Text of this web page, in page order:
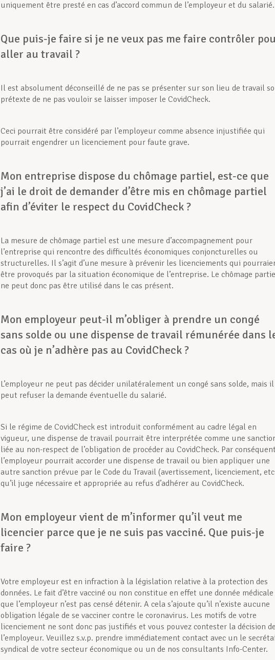
uniquement être presté en cas d’accord commun de l’employeur et du salarié.
Que puis-je faire si je ne veux pas me faire contrôler
aller au travail ?
Il est absolument déconseillé de ne pas se présenter sur son lieu de travail
prétexte de ne pas vouloir se laisser imposer le CovidCheck.
Ceci pourrait être considéré par l’employeur comme absence injustifiée qui
pourrait engendrer un licenciement pour faute grave.
Mon entreprise dispose du chômage partiel, est-ce que
j’ai le droit de demander d’être mis en chômage partiel
afin d’éviter le respect du CovidCheck ?
La mesure de chômage partiel est une mesure d’accompagnement pour
l’entreprise qui rencontre des difficultés économiques conjoncturelles ou
structurelles. Il s’agit d’une mesure à prévenir les licenciements qui
être provoqués par la situation économique de l’entreprise. Le chômage
ne peut donc pas être utilisé dans le cas présent.
Mon employeur peut-il m’obliger à prendre un congé
sans solde ou une dispense de travail rémunérée dans
cas où je n’adhère pas au CovidCheck ?
L’employeur ne peut pas décider unilatéralement un congé sans solde, mais il
peut refuser la demande éventuelle du salarié.
Si le régime de CovidCheck est introduit conformément au cadre légal en
vigueur, une dispense de travail pourrait être interprétée comme une
liée au non-respect de l’obligation de procéder au CovidCheck. Par
l’employeur pourrait accorder une dispense de travail ou bien appliquer une
autre sanction prévue par le Code du Travail (avertissement, licenciement,
qu’il juge nécessaire et appropriée au refus d’adhérer au CovidCheck.
Mon employeur vient de m’informer qu’il veut me
licencier parce que je ne suis pas vacciné. Que puis-je
faire ?
Votre employeur est en infraction à la législation relative à la protection des
données. Le fait d’être vacciné ou non constitue en effet une donnée médicale
que l’employeur n’est pas censé détenir. A cela s’ajoute qu’il n’existe aucune
obligation légale de se vacciner contre le coronavirus. Les motifs de votre
licenciement ne sont donc pas justifiés et vous pouvez contester la décision
l’employeur. Veuillez s.v.p. prendre immédiatement contact avec un le
syndical de votre secteur économique ou un de nos consultants Info-Center.